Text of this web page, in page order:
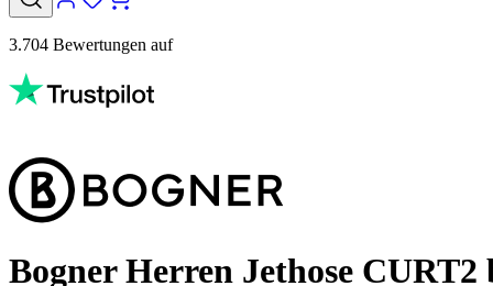
3.704 Bewertungen auf
Bogner Herren Jethose CURT2